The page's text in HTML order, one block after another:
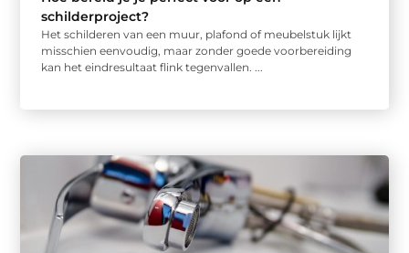
schilderproject?
Het schilderen van een muur, plafond of meubelstuk lijkt
misschien eenvoudig, maar zonder goede voorbereiding
kan het eindresultaat flink tegenvallen. ...